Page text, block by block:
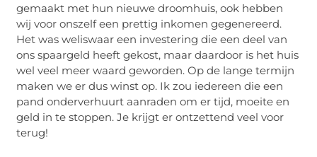
gemaakt met hun nieuwe droomhuis, ook hebben
wij voor onszelf een prettig inkomen gegenereerd.
Het was weliswaar een investering die een deel van
ons spaargeld heeft gekost, maar daardoor is het huis
wel veel meer waard geworden. Op de lange termijn
maken we er dus winst op. Ik zou iedereen die een
pand onderverhuurt aanraden om er tijd, moeite en
geld in te stoppen. Je krijgt er ontzettend veel voor
terug!